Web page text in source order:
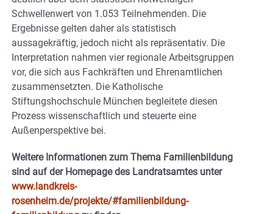
Schwellenwert von 1.053 Teilnehmenden. Die
Ergebnisse gelten daher als statistisch
aussagekräftig, jedoch nicht als repräsentativ. Die
Interpretation nahmen vier regionale Arbeitsgruppen
vor, die sich aus Fachkräften und Ehrenamtlichen
zusammensetzten. Die Katholische
Stiftungshochschule München begleitete diesen
Prozess wissenschaftlich und steuerte eine
Außenperspektive bei.
Weitere Informationen zum Thema Familienbildung
sind auf der Homepage des Landratsamtes unter
www.landkreis-
rosenheim.de/projekte/#familienbildung-